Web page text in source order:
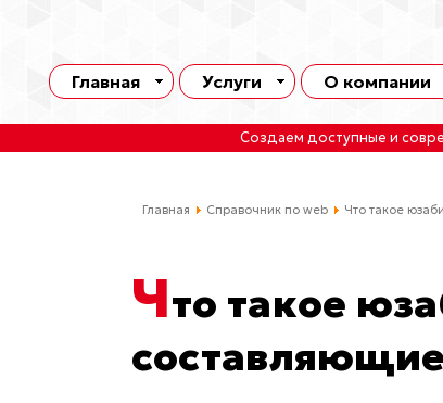
Главная Услуги О компании
Создаем доступные и
Главная Справочник по web Что такое
Что такое
составляющие